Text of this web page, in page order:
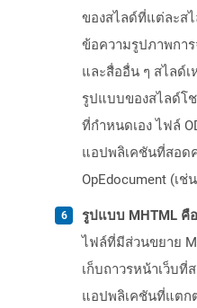
ของสไลด์ที่แต่ละส
ข้อความรูปภาพกา
และสื่ออื่น ๆ สไลด์
รูปแบบของสไลด์โ
ที่กำหนดเอง ไฟล์
แอปพลิเคชันที่สอด
OpEdocument (เช่
รูปแบบ MHTML คื
ไฟล์ที่มีส่วนขยาย
เก็บถาวรหน้าเว็บที่
แอปพลิเคชันที่แตก